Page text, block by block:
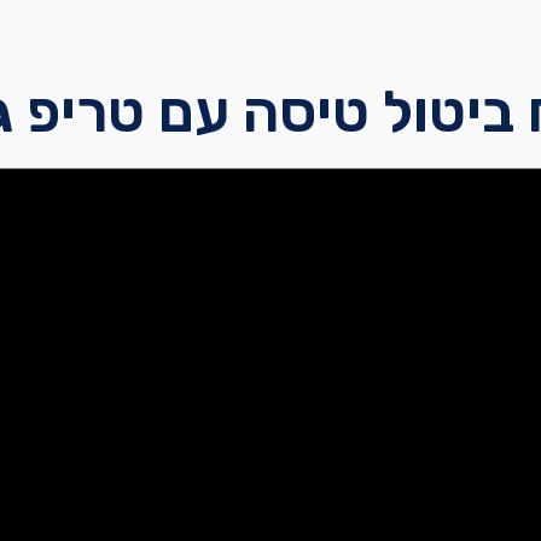
ביטול טיסה עם טריפ